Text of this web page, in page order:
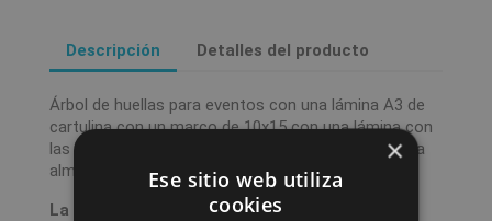
Descripción Detalles del producto
Árbol de huellas para eventos con una lámina A3 de
cartulina con un marco de 10x15 con una lámina con
las instrucciones para los invitados, además de una
almohadilla con tinta de varios colores.
La producción dura entre 1 y 2 días laborales.
×
Ese sitio web utiliza
cookies